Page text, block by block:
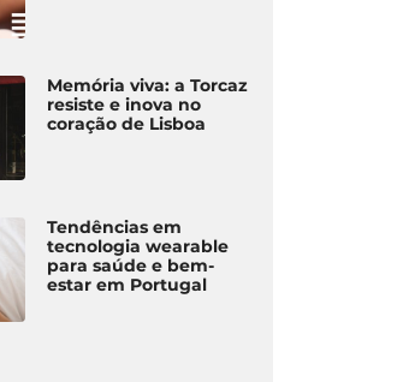
Memória viva: a Torcaz
resiste e inova no
coração de Lisboa
Tendências em
tecnologia wearable
para saúde e bem-
estar em Portugal